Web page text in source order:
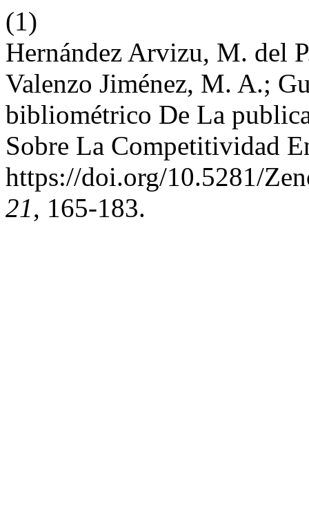
(1)
Hernández Arvizu, M. del
Valenzo Jiménez, M. A.;
bibliométrico De La
Sobre La Competitividad
https://doi.org/10.5281/
21, 165-183.